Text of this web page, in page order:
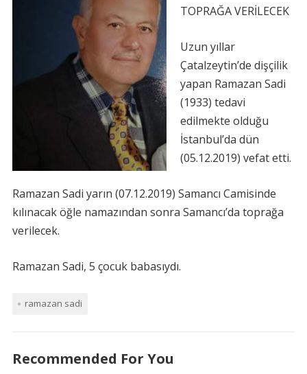
TOPRAĞA VERİLECEK
Uzun yıllar
Çatalzeytin’de dişçilik
yapan Ramazan Sadi
(1933) tedavi
edilmekte olduğu
İstanbul’da dün
(05.12.2019) vefat etti.
Ramazan Sadi yarın (07.12.2019) Samancı Camisinde
kılınacak öğle namazından sonra Samancı’da toprağa
verilecek.
Ramazan Sadi, 5 çocuk babasıydı.
ramazan sadi
Recommended For You